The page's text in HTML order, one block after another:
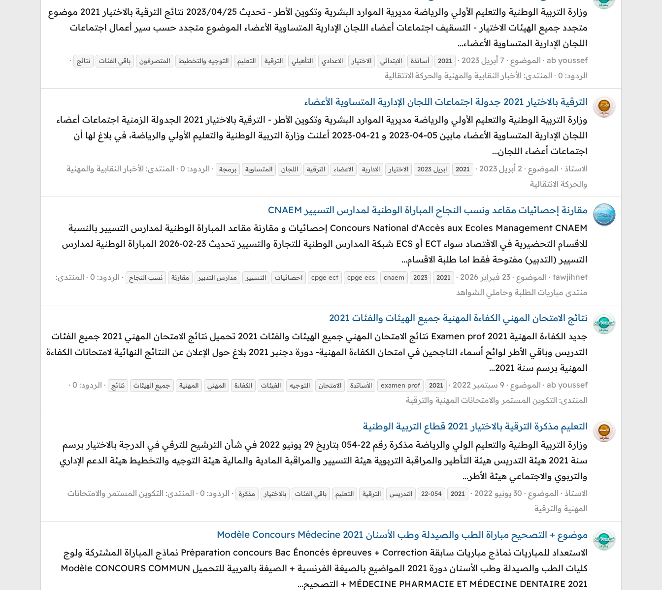
وزارة التربية الوطنية والتعليم الأولي والرياضة مديرية الموارد البشرية وتكوين الأطر - تحديث 2023/04/25 نتائج الترقية بالاختيار 2021 موضوع
متجدد جميع الهيئات الاختيار - التسقيف اجتماعات أعضاء اللجان الإدارية المتساوية الأعضاء الموضوع متجدد حسب سير أعمال اجتماعات
اللجان الإدارية المتساوية الأعضاء...
ab youssef الموضوع 7 أبريل 2023 2021 أساتذة الابتدائي الاختيار الاعدادي التأهيلي الترقية التعليم التوجيه والتخطيط المتصرفون باقي الفئات نتائج
الردود: 0 المنتدى: الأخبار النقابية والمهنية والحركة الانتقالية
الترقية بالاختيار 2021 جدولة اجتماعات اللجان الإدارية المتساوية الأعضاء
وزارة التربية الوطنية والتعليم الأولي والرياضة مديرية الموارد البشرية وتكوين الأطر - الترقية بالاختيار 2021 الجدولة الزمنية اجتماعات أعضاء
اللجان الإدارية المتساوية الأعضاء مابين 05-04-2023 و 21-04-2023 أعلنت وزارة التربية الوطنية والتعليم الأولي والرياضة، في بلاغ لها أن
اجتماعات أعضاء اللجان...
الاستاذ الموضوع 2 أبريل 2023 2021 ابريل 2023 الاختيار الادارية الاعضاء الترقية اللجان المتساوية برمجة الردود: 0 المنتدى: الأخبار النقابية والمهنية
والحركة الانتقالية
مقارنة إحصائيات مقاعد ونسب النجاح المباراة الوطنية لمدارس التسيير CNAEM
Concours National d'Accès aux Ecoles Management CNAEM إحصائيات و مقارنة مقاعد المباراة الوطنية لمدارس التسيير بالنسبة
للاقسام التحضيرية في الاقتصاد سواء ECT أو ECS شبكة المدارس الوطنية للتجارة والتسيير تحديث 23-02-2026 المباراة الوطنية لمدارس
التسيير (التدبير) مفتوحة فقط اما طلبة الاقسام...
tawjihnet الموضوع 23 فبراير 2026 2021
2023
cnaem
cpge ecs
cpge ect احصائيات التسيير مدارس التدبير مقارنة نسب النجاح الردود: 0
المنتدى:
منتدى مباريات الطلبة وحاملي الشواهد
نتائج الامتحان المهني الكفاءة المهنية جميع الهيئات والفئات 2021
جديد الكفاءة المهنية 2021 Examen prof نتائج الامتحان المهني جميع الهيئات والفئات 2021 تحميل نتائج الامتحان المهني 2021 جميع الفئات
التدريس وباقي الأطر لوائح أسماء الناجحين في امتحان الكفاءة المهنية- دورة دجنبر 2021 بلاغ حول الإعلان عن النتائج النهائية لامتحانات الكفاءة
المهنية برسم سنة 2021...
ab youssef الموضوع 9 سبتمبر 2022 2021
examen prof الأساتدة الامتحان التوجيه الفيئات الكفاءة المهني المهنية جميع الهيئات نتائج
الردود: 0
المنتدى: التكوين المستمر والامتحانات المهنية والترقية
التعليم مذكرة الترقية بالاختيار 2021 قطاع التربية الوطنية
وزارة التربية الوطنية والتعليم الولي والرياضة مذكرة رقم 22-054 بتاريخ 29 يونيو 2022 في شأن الترشيح للترقي في الدرجة بالاختيار برسم
سنة 2021 هيئة التدريس هيئة التأطير والمراقبة التربوية هيئة التسيير والمراقبة المادية والمالية هيئة التوجيه والتخطيط هيئة الدعم الإداري
والتربوي والاجتماعي هيئة الأطر...
الاستاذ الموضوع 30 يونيو 2022 2021
22-054 التدريس الترقية التعليم باقي الفئات بالاختيار مذكرة الردود: 0 المنتدى: التكوين المستمر والامتحانات
المهنية والترقية
موضوع + التصحيح مباراة الطب والصيدلة وطب الأسنان Modèle Concours Médecine 2021
الاستعداد للمباريات نماذج مباريات سابقة Préparation concours Bac Énoncés épreuves + Correction نماذج المباراة المشتركة ولوج
كليات الطب والصيدلة وطب الأسنان دورة 2021 المواضيع بالصيغة الفرنسية + الصيغة بالعربية للتحميل Modèle CONCOURS COMMUN
MÉDECINE PHARMACIE ET MÉDECINE DENTAIRE 2021 + التصحيح...